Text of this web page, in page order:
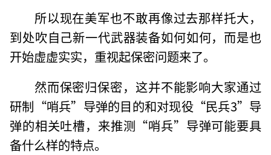
所以现在美军也不敢再像过去那样托大，
到处吹自己新一代武器装备如何如何，而是也
开始虚虚实实，重视起保密问题来了。
然而保密归保密，这并不能影响大家通过
研制“哨兵”导弹的目的和对现役“民兵3”导
弹的相关吐槽，来推测“哨兵”导弹可能要具
备什么样的特点。